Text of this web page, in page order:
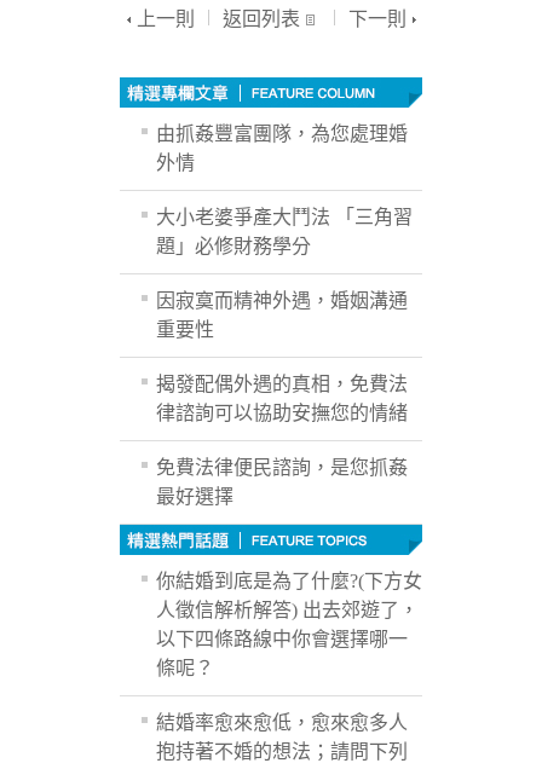
上一則 返回列表 下一則
由抓姦豐富團隊，為您處理婚
外情
大小老婆爭產大鬥法 「三角習
題」必修財務學分
因寂寞而精神外遇，婚姻溝通
重要性
揭發配偶外遇的真相，免費法
律諮詢可以協助安撫您的情緒
免費法律便民諮詢，是您抓姦
最好選擇
你結婚到底是為了什麼?(下方女
人徵信解析解答) 出去郊遊了，
以下四條路線中你會選擇哪一
條呢？
結婚率愈來愈低，愈來愈多人
抱持著不婚的想法；請問下列